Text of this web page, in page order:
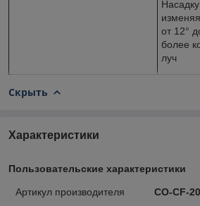
от 12°
более
луч
Скрыть
Характеристики
Пользовательские характеристики
Артикул производителя
CO-CF-